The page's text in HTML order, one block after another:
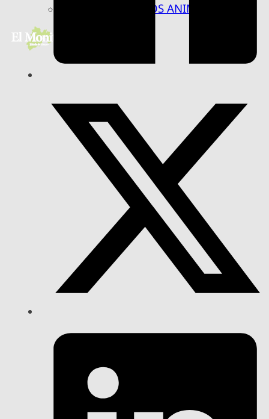
VÍNCULOS ANIMALES